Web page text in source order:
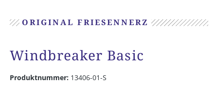
ORIGINAL FRIESENNERZ
Windbreaker Basic
Produktnummer: 13406-01-S